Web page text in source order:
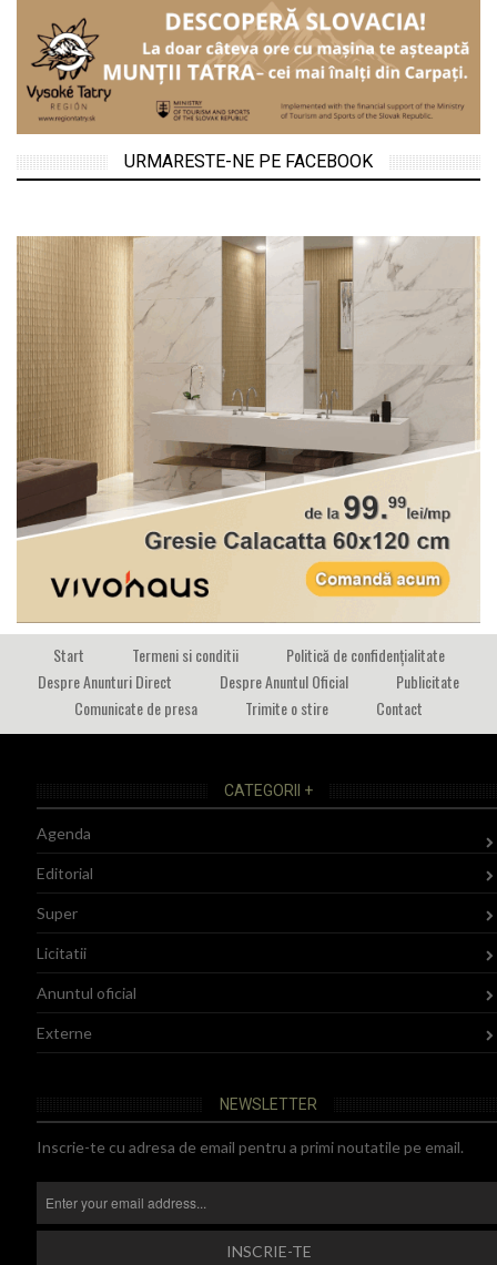
URMARESTE-NE PE FACEBOOK
Start Termeni si conditii
Politică de confidențialitate
Despre Anunturi Direct
Despre Anuntul Oficial
Publicitate
Comunicate de presa
Trimite o stire Contact
CATEGORII +
Agenda
Editorial
Super
Licitatii
Anuntul oficial
Externe
NEWSLETTER
Inscrie-te cu adresa de email pentru a primi noutatile pe email.